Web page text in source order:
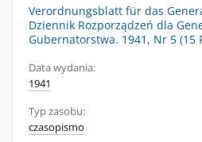
Verordnungsblatt für das
Dziennik Rozporządzeń dla
Gubernatorstwa. 1941, Nr 5 (15
Data wydania:
1941
Typ zasobu:
czasopismo